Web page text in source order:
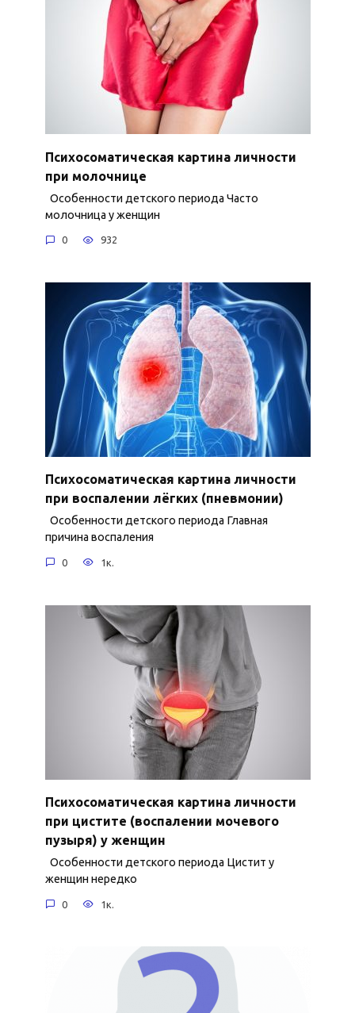
Психосоматическая картина личности
при молочнице
Особенности детского периода Часто
молочница у женщин
0 932
Психосоматическая картина личности
при воспалении лёгких (пневмонии)
Особенности детского периода Главная
причина воспаления
0 1к.
Психосоматическая картина личности
при цистите (воспалении мочевого
пузыря) у женщин
Особенности детского периода Цистит у
женщин нередко
0 1к.